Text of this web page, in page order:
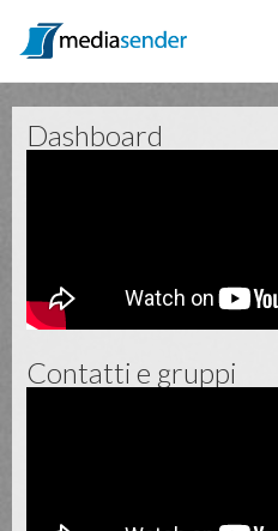
Dashboard
Contatti e gruppi